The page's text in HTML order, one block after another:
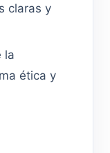
claras y
la
ética y